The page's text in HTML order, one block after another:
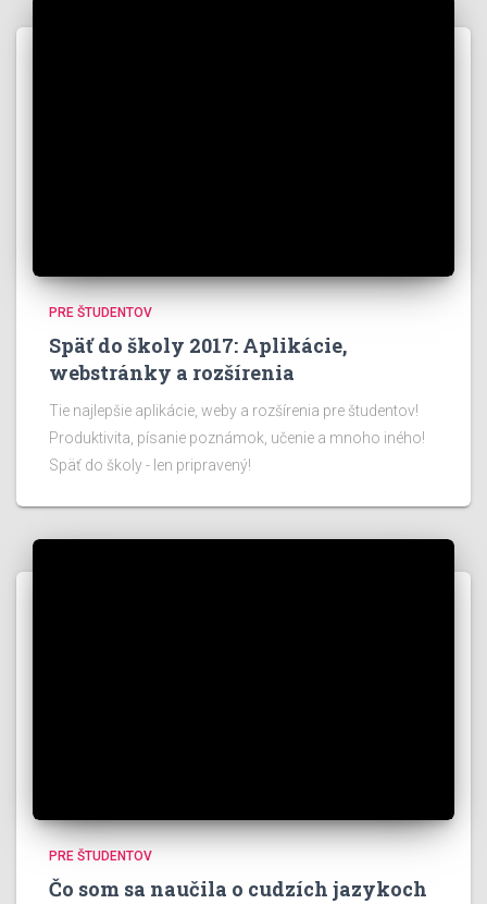
PRE ŠTUDENTOV
Späť do školy 2017: Aplikácie,
webstránky a rozšírenia
Tie najlepšie aplikácie, weby a rozšírenia pre študentov!
Produktivita, písanie poznámok, učenie a mnoho iného!
Späť do školy - len pripravený!
PRE ŠTUDENTOV
Čo som sa naučila o cudzích jazykoch